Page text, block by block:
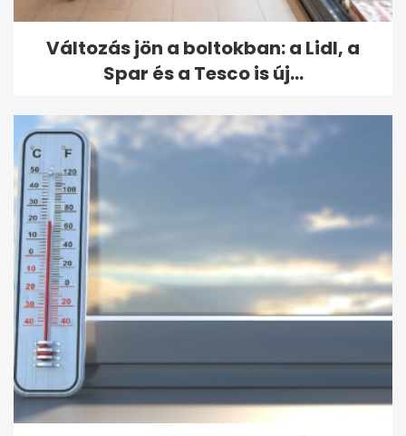
Változás jön a boltokban: a Lidl, a
Spar és a Tesco is új...